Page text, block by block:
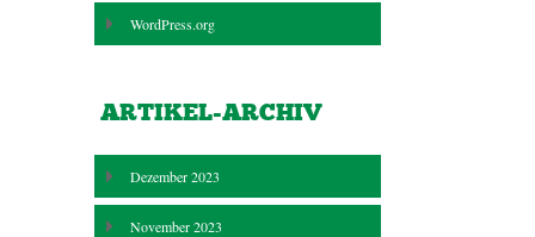
WordPress.org
ARTIKEL-ARCHIV
Dezember 2023
November 2023